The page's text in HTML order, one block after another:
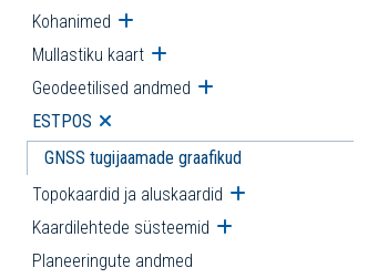
Kohanimed Ava alammenüü
Mullastiku kaart Ava alammenüü
Geodeetilised andmed Ava alammenüü
ESTPOS Ava alammenüü
GNSS tugijaamade graafikud
Topokaardid ja aluskaardid Ava alammenüü
Kaardilehtede süsteemid Ava alammenüü
Planeeringute andmed